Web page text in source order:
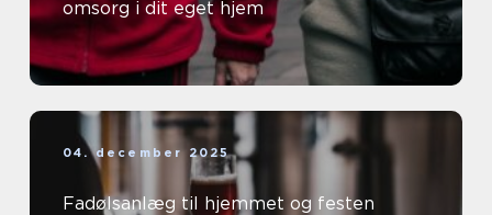
omsorg i dit eget hjem
04. december 2025
Fadølsanlæg til hjemmet og festen